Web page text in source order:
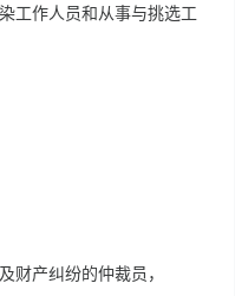
工作人员和从事与挑选工
财产纠纷的仲裁员，